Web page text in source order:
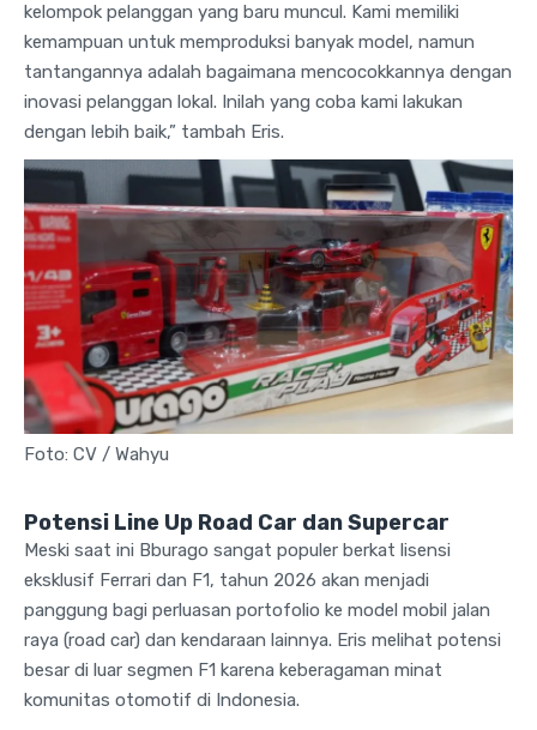
kelompok pelanggan yang baru muncul. Kami memiliki
kemampuan untuk memproduksi banyak model, namun
tantangannya adalah bagaimana mencocokkannya dengan
inovasi pelanggan lokal. Inilah yang coba kami lakukan
dengan lebih baik,” tambah Eris.
Foto: CV / Wahyu
Potensi Line Up Road Car dan Supercar
Meski saat ini Bburago sangat populer berkat lisensi
eksklusif Ferrari dan F1, tahun 2026 akan menjadi
panggung bagi perluasan portofolio ke model mobil jalan
raya (road car) dan kendaraan lainnya. Eris melihat potensi
besar di luar segmen F1 karena keberagaman minat
komunitas otomotif di Indonesia.